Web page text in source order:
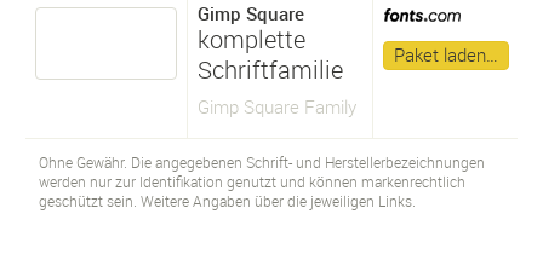
Gimp Square
komplette
Schriftfamilie
Gimp Square Family
Paket laden…
Ohne Gewähr. Die angegebenen Schrift- und Herstellerbezeichnungen
werden nur zur Identifikation genutzt und können markenrechtlich
geschützt sein. Weitere Angaben über die jeweiligen Links.